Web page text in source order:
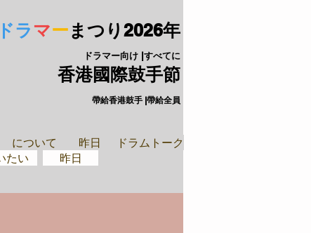
ラ マーまつり 2026年
ドラマー向け |すべてに
香港國際鼓手節
帶給香港鼓手 |帶給全員
たい 昨日
備 閉ざされた
について 昨日 ドラムトーク